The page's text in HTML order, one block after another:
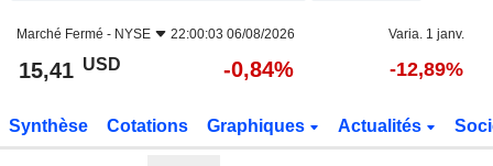
Marché Fermé - NYSE 22:00:03 06/08/2026 Varia. 1 janv.
15,41 USD -0,84% -12,89%
Synthèse Cotations Graphiques Actualités